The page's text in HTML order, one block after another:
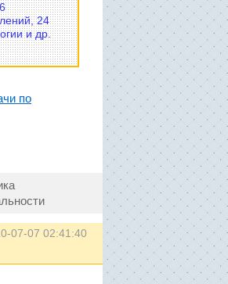
24
и др.
по
07-07 02:41:40